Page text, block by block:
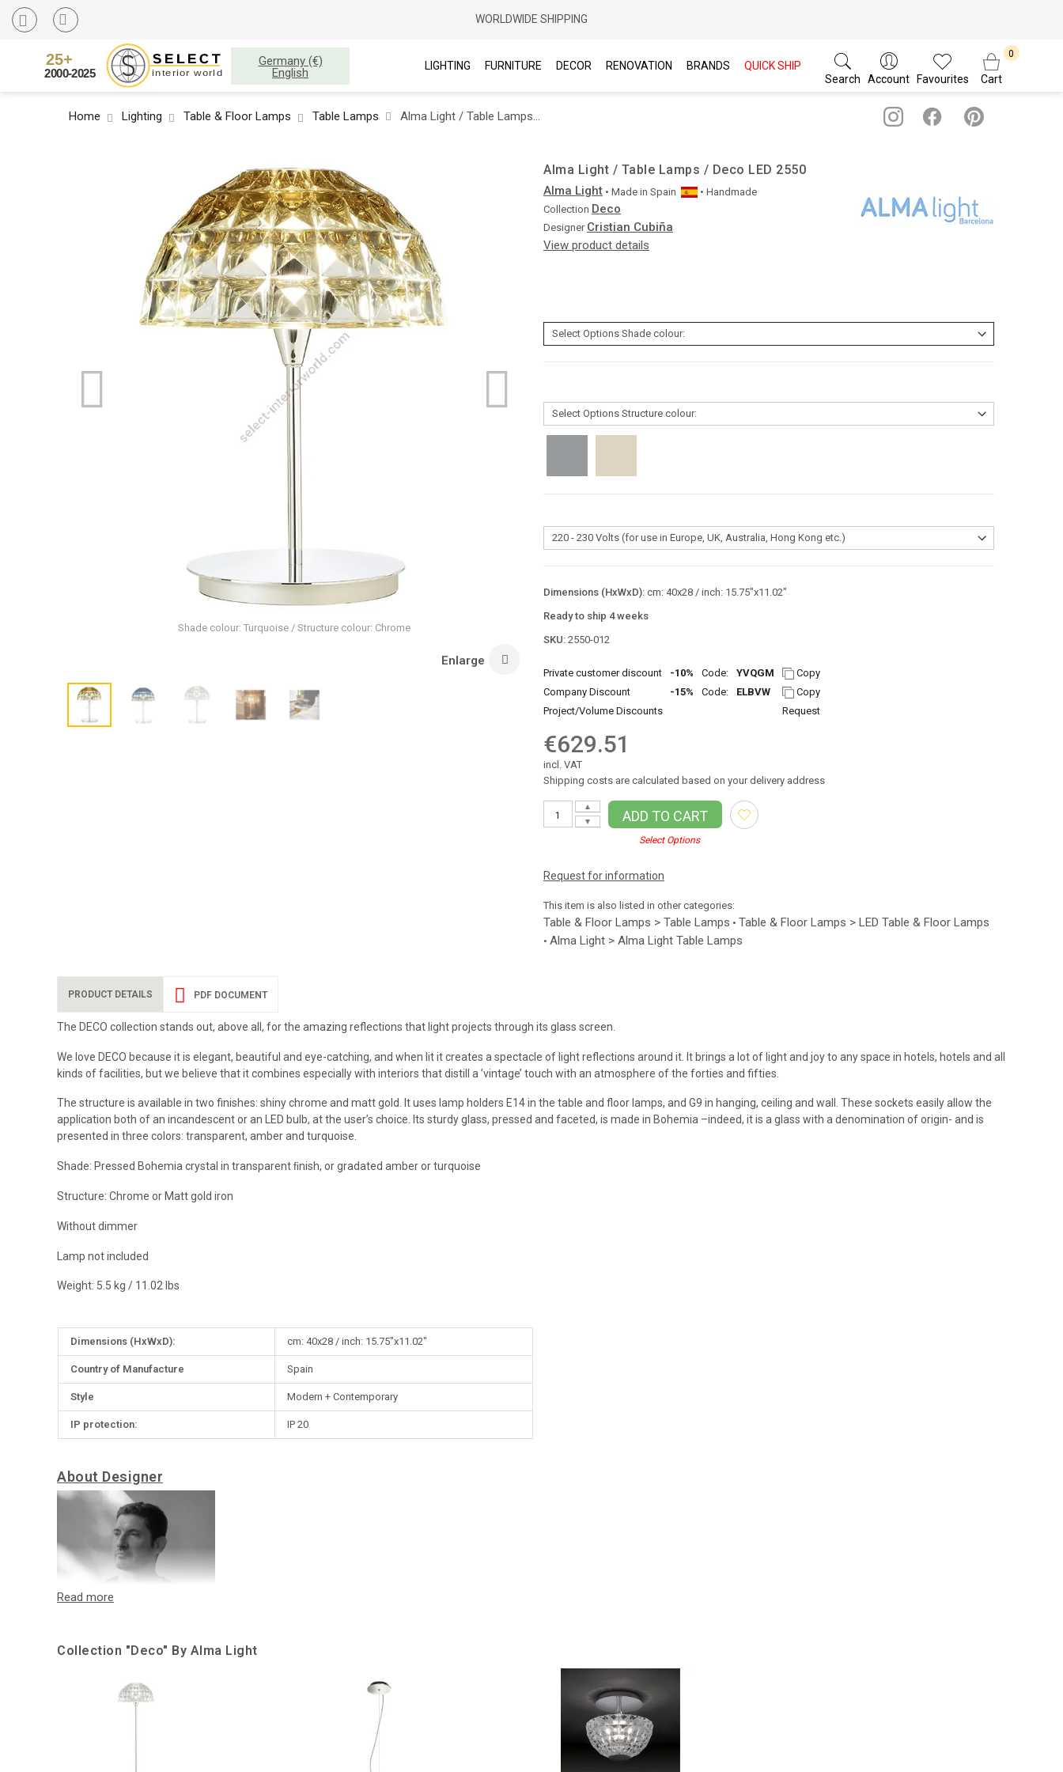
WORLDWIDE SHIPPING
Germany (€)
English
LIGHTING FURNITURE DECOR RENOVATION BRANDS
QUICK SHIP
Search
Account Favourites Cart
Home Lighting Table & Floor Lamps Table Lamps Alma Light / Table Lamps / Deco LED 2550
Shade colour: Turquoise / Structure colour: Chrome
Enlarge
Alma Light / Table Lamps / Deco LED 2550
Alma Light • Made in Spain
• Handmade
Collection Deco
Designer Cristian Cubiña
View product details
Dimensions (HxWxD): cm: 40x28 / inch: 15.75"x11.02"
Ready to ship 4 weeks
SKU: 2550-012
Private customer discount -10% Code: YVQGM
Copy
Company Discount
-15% Code: ELBVW
Copy
Project/Volume Discounts
Request
€629.51
incl. VAT
Shipping costs are calculated based on your delivery address
▼
▲
ADD TO CART
Select Options
Request for information
This item is also listed in other categories:
Table & Floor Lamps > Table Lamps • Table & Floor Lamps > LED Table & Floor Lamps
• Alma Light > Alma Light Table Lamps
PRODUCT DETAILS
The DECO collection stands out, above all, for the amazing reflections that light projects through its glass screen.
We love DECO because it is elegant, beautiful and eye-catching, and when lit it creates a spectacle of light reflections around it. It brings a lot of light and joy to any space in hotels, hotels and all
kinds of facilities, but we believe that it combines especially with interiors that distill a ’vintage’ touch with an atmosphere of the forties and fifties.
The structure is available in two finishes: shiny chrome and matt gold. It uses lamp holders E14 in the table and floor lamps, and G9 in hanging, ceiling and wall. These sockets easily allow the
application both of an incandescent or an LED bulb, at the user’s choice. Its sturdy glass, pressed and faceted, is made in Bohemia –indeed, it is a glass with a denomination of origin- and is
presented in three colors: transparent, amber and turquoise.
Shade: Pressed Bohemia crystal in transparent ﬁnish, or gradated amber or turquoise
Structure: Chrome or Matt gold iron
Without dimmer
Lamp not included
Weight: 5.5 kg / 11.02 lbs
More
Dimensions (HxWxD): cm: 40x28 / inch: 15.75"x11.02"
Country of Manufacture Spain
Style Modern + Contemporary
IP protection: IP 20
About Designer
(Barcelona, 1968)
Estudia Diseño Industrial en la Escuela ELISAVA (Escuela Universitaria de Diseño e Ingeniería) de Barcelona y una vez finaliza su formación decide crear su proyecto empresarial, fundando la
Durante los primeros años asume las responsabilidades Jefe de Producto. En 2003, momento en que la compañía crea la marca ALMA LIGHT, se responsabiliza de áreas más amplias como
PDF DOCUMENT
Collection "Deco" By Alma Light